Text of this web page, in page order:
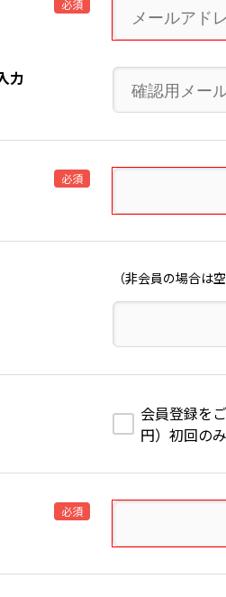
必須
力
必須
（非会員の場合は
会員登録を
円）初回のみ
必須